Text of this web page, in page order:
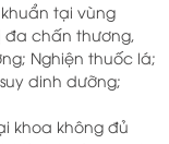
tại vùng
đa chấn thương,
Nghiện thuốc lá;
dinh dưỡng;
khoa không đủ